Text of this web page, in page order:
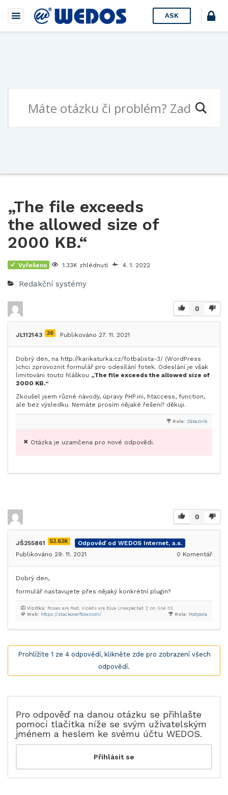
ASK
„The file exceeds
the allowed size of
2000 KB.“
Vyřešeno 1.33K zhlédnutí 4. 1. 2022
Redakční systémy
0
JL112143 36 Publikováno 27. 11. 2021
Dobrý den, na http://karikaturka.cz/fotbalista-3/ (WordPress
)chci zprovoznit formulář pro odesílání fotek. Odeslání je však
limitováni touto hláškou „The file exceeds the allowed size of
2000 KB.“
Zkoušel jsem různé návody, úpravy PHP.ini, htaccess, function,
ale bez výsledku. Nemáte prosím nějaké řešení? děkuji.
Role: Zákazník
Otázka je uzamčena pro nové odpovědi.
0
JŠ255861 53.63K
Odpověď od WEDOS Internet, a.s.
Publikováno 29. 11. 2021
0 Komentář
Dobrý den,
formulář nastavujete přes nějaký konkrétní plugin?
Role: Podpora
Web: https://stackoverflow.com/
Vizitka: Roses are Red, Violets are Blue Unexpected '{' on line 32.
Prohlížíte 1 ze 4 odpovědí, klikněte zde pro zobrazení všech
odpovědí.
Pro odpověď na danou otázku se přihlašte
pomocí tlačítka níže se svým uživatelským
jménem a heslem ke svému účtu WEDOS.